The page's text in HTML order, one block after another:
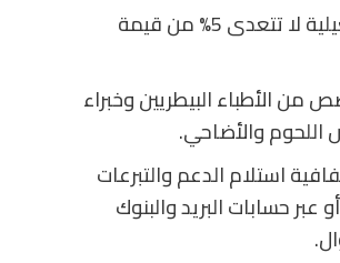
• نفقات تشغيلية لا تتعدى 5% من قيمة
الأطباء البيطريين وخبراء
اللحوم والأضاحي.
استلام الدعم والتبرعات
حسابات البريد والبنوك